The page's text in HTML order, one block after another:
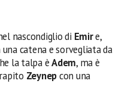
nascondiglio di Emire,
catena e sorvegliata da
la talpa èAdem, ma è
Zeynepcon una